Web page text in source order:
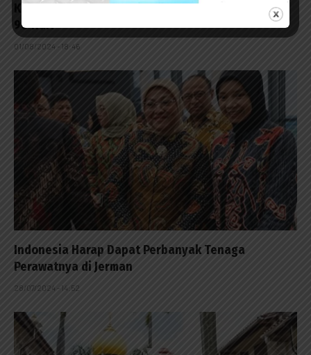
KRI Bima Suci Adakan Misi Muhibah dan Diplomasi
90 Hari
01/08/2024 - 18:46
Indonesia Harap Dapat Perbanyak Tenaga
Perawatnya di Jerman
28/07/2024 - 14:52